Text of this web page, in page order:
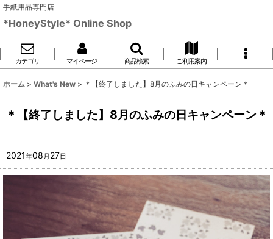
手紙用品専門店
*HoneyStyle* Online Shop
カテゴリ マイページ 商品検索 ご利用案内
ホーム > What's New > ＊【終了しました】8月のふみの日キャンペーン＊
＊【終了しました】8月のふみの日キャンペーン＊
2021年08 月 27日